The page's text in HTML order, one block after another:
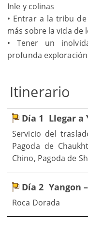
Inle y colinas
• Entrar a la tribu
más sobre la vida de
• Tener un
profunda
Itinerario
Día 1 Llegar a
Servicio del
Pagoda de
Chino, Pagoda de
Día 2 Yangon
Roca Dorada